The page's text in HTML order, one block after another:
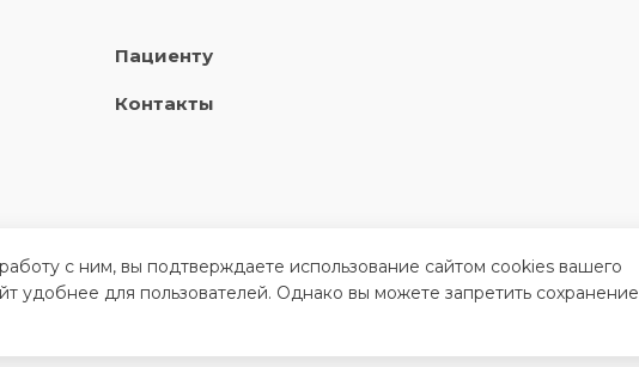
Пациенту
Контакты
с ним, вы подтверждаете использование сайтом cookies вашего
удобнее для пользователей. Однако вы можете запретить сохранение